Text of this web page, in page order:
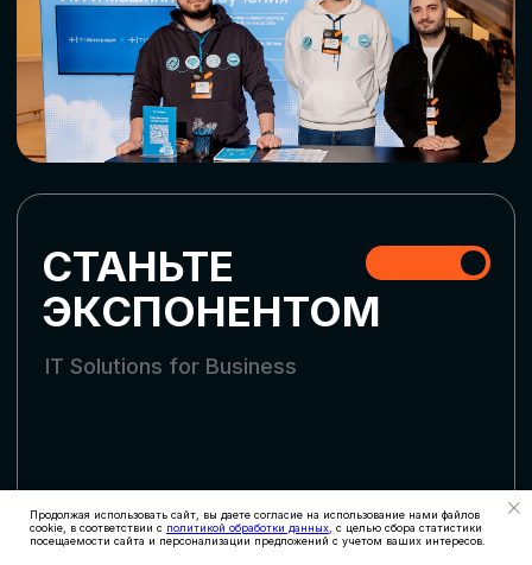
Продолжая использовать сайт, вы даете согласие на использование нами файлов
cookie, в соответствии с политикой обработки данных , с целью сбора статистики
посещаемости сайта и персонализации предложений с учетом ваших интересов.
СКАЧАТЬ ПРОГРАММУ
СТАТЬ СПИКЕРОМ
СТАТЬ УЧАСТНИКОМ